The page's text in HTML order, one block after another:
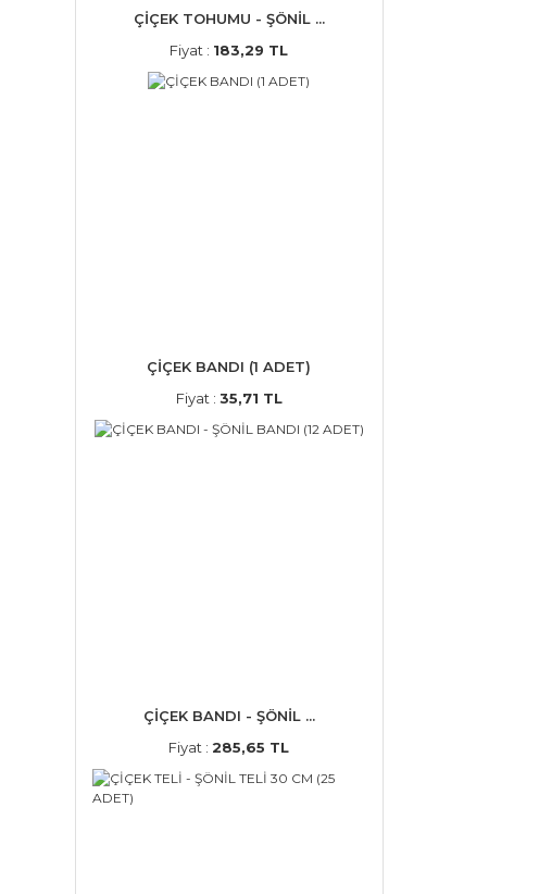
ÇİÇEK TOHUMU - ŞÖNİL ...
Fiyat : 183,29 TL
ÇİÇEK BANDI (1 ADET)
Fiyat : 35,71 TL
ÇİÇEK BANDI - ŞÖNİL ...
Fiyat :285,65 TL